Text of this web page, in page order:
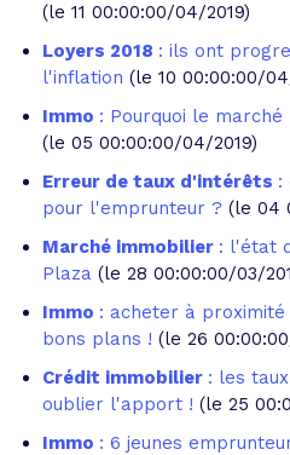
(le 11 00:00:00/04/2019)
Loyers 2018 : ils ont
l'inflation (le 10 00:00:00/
Immo : Pourquoi le
(le 05 00:00:00/04/2019)
Erreur de taux d'intérêts :
pour l'emprunteur ? (le 04
Marché immobilier : l'état
Plaza (le 28 00:00:00/03/
Immo : acheter à
bons plans ! (le 26
Crédit immobilier : les
oublier l'apport ! (le 25
Immo : 6 jeunes